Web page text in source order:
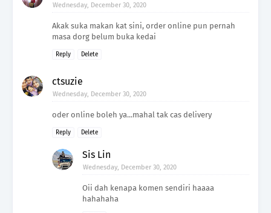
Wednesday, December 30, 2020
Akak suka makan kat sini, order online pun pernah
masa dorg belum buka kedai
Reply Delete
ctsuzie
Wednesday, December 30, 2020
oder online boleh ya...mahal tak cas delivery
Reply Delete
Sis Lin
Wednesday, December 30, 2020
Oii dah kenapa komen sendiri haaaa
hahahaha